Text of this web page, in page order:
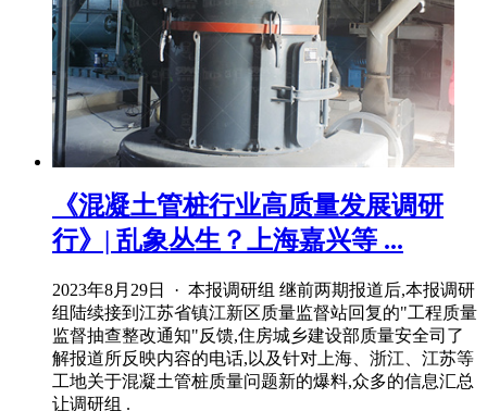
《混凝土管桩行业高质量发展调研
行》| 乱象丛生？上海嘉兴等 ...
2023年8月29日 · 本报调研组 继前两期报道后,本报调研
组陆续接到江苏省镇江新区质量监督站回复的"工程质量
监督抽查整改通知"反馈,住房城乡建设部质量安全司了
解报道所反映内容的电话,以及针对上海、浙江、江苏等
工地关于混凝土管桩质量问题新的爆料,众多的信息汇总
让调研组 .